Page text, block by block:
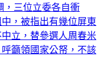
，三位立委各自衝
，被指出有幾位屏東
立，替參選人周春米
籲領國家公帑，不該